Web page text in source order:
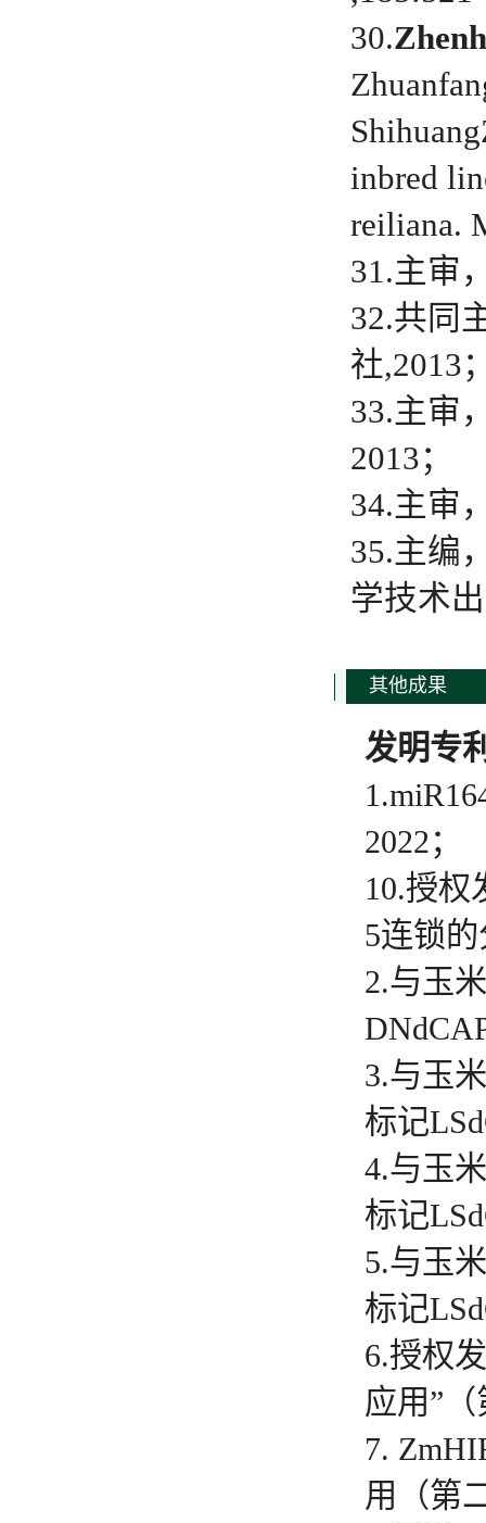
30.
inbred
reiliana.
31.主审
32.共同
社,2013
33.主审
2013；
34.主审
35.主编
学技术
其他成果
发明专
2022；
10.授权
5连锁
2.与玉
3.与玉
标记
4.与玉
标记
5.与玉
标记
6.授权
应用”
7.
用（第